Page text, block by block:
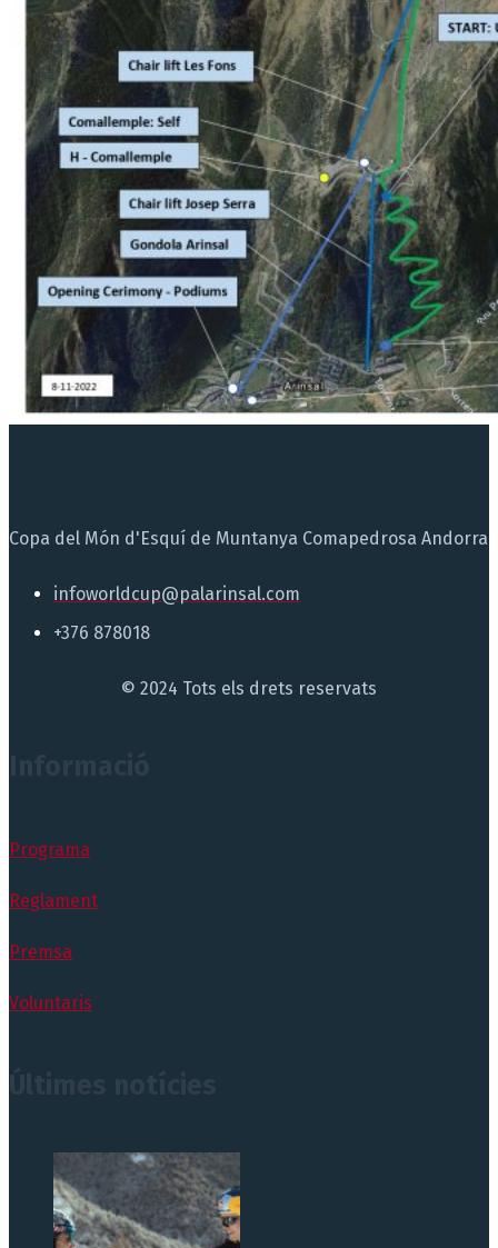
Copa del Món d'Esquí de Muntanya Comapedrosa Andorra
infoworldcup@palarinsal.com
+376 878018
© 2024 Tots els drets reservats
Programa
Reglament
Premsa
Voluntaris